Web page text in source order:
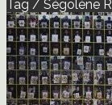
Tag / Ségolène